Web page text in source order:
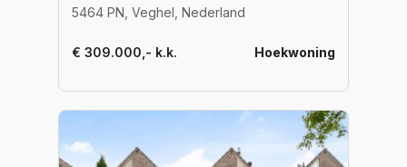
5464 PN, Veghel, Nederland
€ 309.000,- k.k. Hoekwoning